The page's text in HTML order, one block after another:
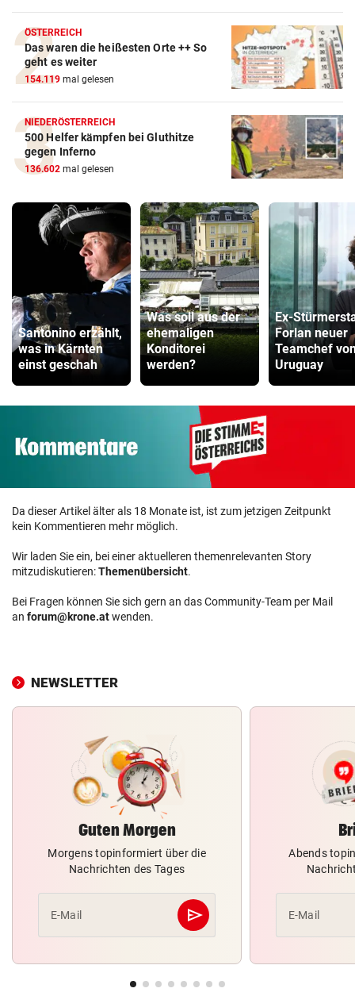
ÖSTERREICH
Das waren die heißesten Orte ++ So
geht es weiter
154.119 mal gelesen
NIEDERÖSTERREICH
500 Helfer kämpfen bei Gluthitze
gegen Inferno
136.602 mal gelesen
Santonino erzählt,
was in Kärnten
einst geschah
Was soll aus der
ehemaligen
Konditorei
werden?
Ex-
Forlan neuer
Teamchef
Uruguay
Da dieser Artikel älter als 18 Monate ist, ist zum jetzigen Zeitpunkt
kein Kommentieren mehr möglich.
Wir laden Sie ein, bei einer aktuelleren themenrelevanten Story
mitzudiskutieren:Themenübersicht.
Bei Fragen können Sie sich gern an das Community-Team per Mail
an forum@krone.atwenden.
NEWSLETTER
Guten Morgen
Morgens topinformiert über die
Nachrichten des Tages
E-Mail send
Abschicken
Abends
E-Mail